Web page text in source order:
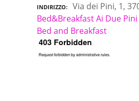
INDIRIZZO
Via dei Pini, 1,
Bed&Breakfast Ai Due Pini
Bed and Breakfast